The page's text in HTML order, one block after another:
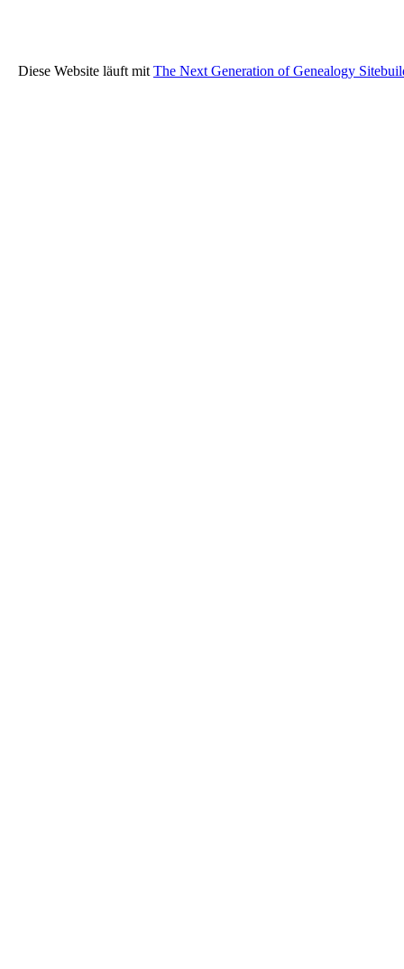
Diese Website läuft mit The Next Generation of Genealogy